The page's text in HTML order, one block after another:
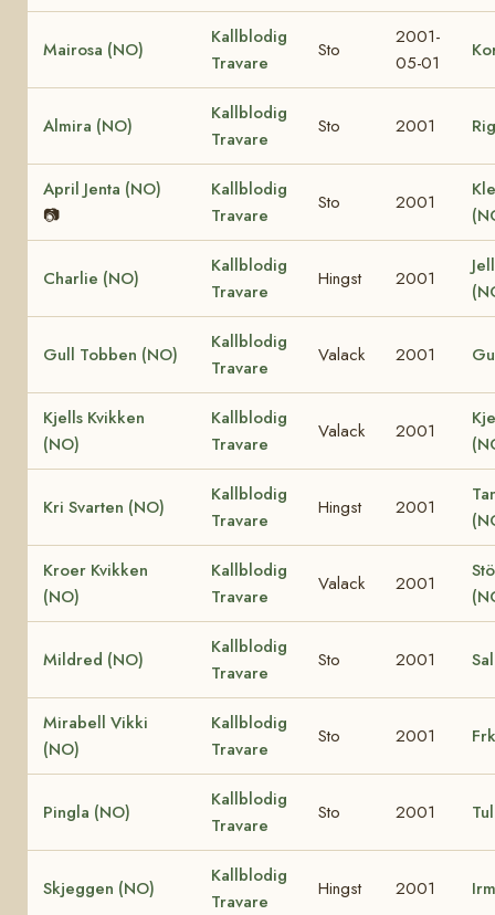
Mairosa (NO)
Kallblodig
Travare
Sto
2001-
05-01
Almira (NO)
Kallblodig
Travare
Sto 2001
April Jenta (NO)
📷
Kallblodig
Travare
Sto 2001
Charlie (NO)
Kallblodig
Travare
Hingst 2001
Gull Tobben (NO)
Kallblodig
Travare
Valack 2001
Kjells Kvikken
(NO)
Kallblodig
Travare
Valack 2001
Kri Svarten (NO)
Kallblodig
Travare
Hingst 2001
Kroer Kvikken
(NO)
Kallblodig
Travare
Valack 2001
Mildred (NO)
Kallblodig
Travare
Sto 2001
Mirabell Vikki
(NO)
Kallblodig
Travare
Sto 2001
Pingla (NO)
Kallblodig
Travare
Sto 2001
Skjeggen (NO)
Kallblodig
Travare
Hingst 2001